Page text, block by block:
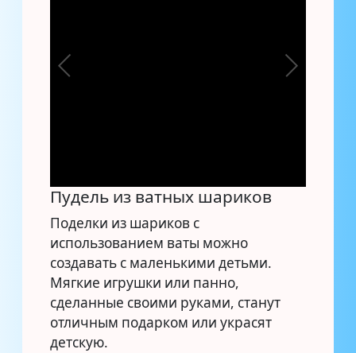
Пудель из ватных шариков
Поделки из шариков с
использованием ваты можно
создавать с маленькими детьми.
Мягкие игрушки или панно,
сделанные своими руками, станут
отличным подарком или украсят
детскую.